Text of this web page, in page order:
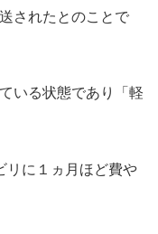
されたとのことで
いる状態であり「軽
リに１ヵ月ほど費や